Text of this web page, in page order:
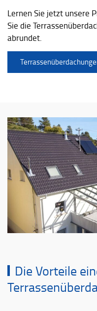
Lernen Sie jetzt unsere
Sie die
abrundet.
Die Vorteile